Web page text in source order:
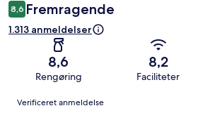
8,6 Fremragende
1.313 anmeldelser
8,6
Rengøring
8,2
Faciliteter
Anmeldelser
Verificeret anmeldelse